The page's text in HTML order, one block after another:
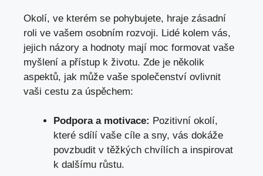
Okolí, ve kterém se pohybujete, hraje zásadní
roli ve vašem osobním rozvoji. Lidé kolem vás,
jejich názory a hodnoty mají moc formovat vaše
myšlení a přístup k životu. Zde je několik
aspektů, jak může vaše společenství ovlivnit
vaši cestu za úspěchem:
Podpora a motivace: Pozitivní okolí,
které sdílí vaše cíle a sny, vás dokáže
povzbudit v těžkých chvílích a inspirovat
k dalšímu růstu.